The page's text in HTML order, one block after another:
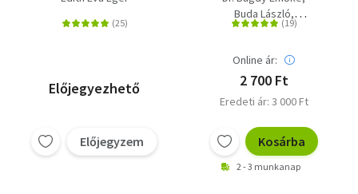
Előjegyezhető
Előjegyzem
Buda László
Kádár Annamária
Online ár:
2 700 Ft
Eredeti ár: 3 000 Ft
Kosárba
2 - 3 munkanap